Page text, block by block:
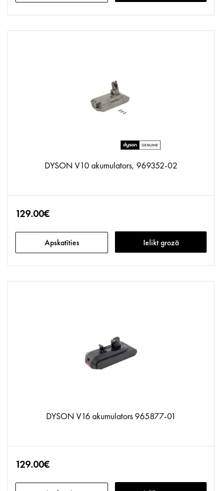
DYSON V10 akumulators, 969352-02
129.00€
Apskatīties Ielikt grozā
DYSON V16 akumulators 965877-01
129.00€